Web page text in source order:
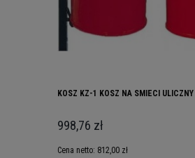
KOSZ KZ-1 KOSZ NA SMIECI ULICZNY
998,76 zł
Cena netto: 812,00 zł